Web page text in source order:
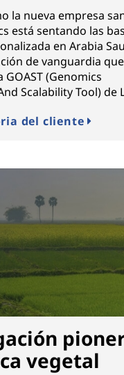
la nueva empresa
está sentando las
en Arabia
de vanguardia
(Genomics
Scalability Tool) de
del cliente
vegetal